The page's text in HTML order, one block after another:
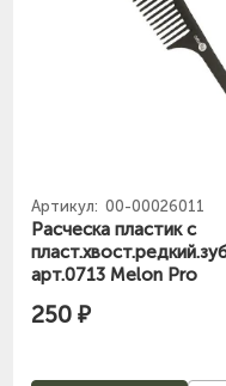
Артикул: 00-00026011
Расческа пластик с
арт.0713 Melon Pro
250 ₽